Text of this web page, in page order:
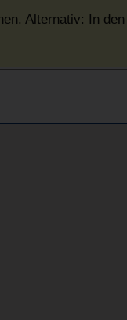
Alternativ: In